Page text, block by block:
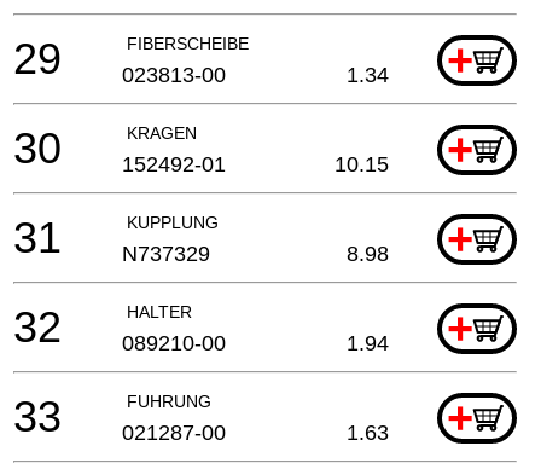
FIBERSCHEIBE +
29 023813-00 1.34
KRAGEN +
30 152492-01 10.15
KUPPLUNG +
31 N737329 8.98
HALTER +
32 089210-00 1.94
FUHRUNG +
33 021287-00 1.63